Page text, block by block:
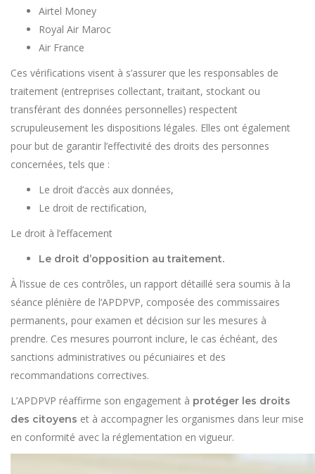
Airtel Money
Royal Air Maroc
Air France
Ces vérifications visent à s’assurer que les responsables de
traitement (entreprises collectant, traitant, stockant ou
transférant des données personnelles) respectent
scrupuleusement les dispositions légales. Elles ont également
pour but de garantir l’effectivité des droits des personnes
concernées, tels que :
Le droit d’accès aux données,
Le droit de rectification,
Le droit à l’effacement
Le droit d’opposition au traitement.
À l’issue de ces contrôles, un rapport détaillé sera soumis à la
séance plénière de l’APDPVP, composée des commissaires
permanents, pour examen et décision sur les mesures à
prendre. Ces mesures pourront inclure, le cas échéant, des
sanctions administratives ou pécuniaires et des
recommandations correctives.
L’APDPVP réaffirme son engagement à protéger les droits
des citoyens et à accompagner les organismes dans leur mise
en conformité avec la réglementation en vigueur.